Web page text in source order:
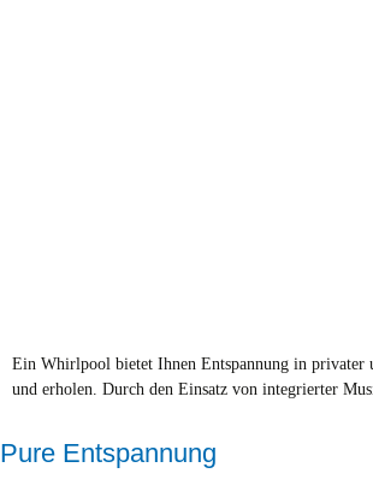
Ein Whirlpool bietet Ihnen Entspannung in privater
und erholen. Durch den Einsatz von integrierter
Pure Entspannung